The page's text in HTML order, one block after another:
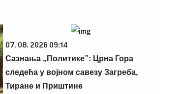
07. 08. 2026 09:14
Сазнања „Политике”: Црна Гора
следећа у војном савезу Загреба,
Тиране и Приштине